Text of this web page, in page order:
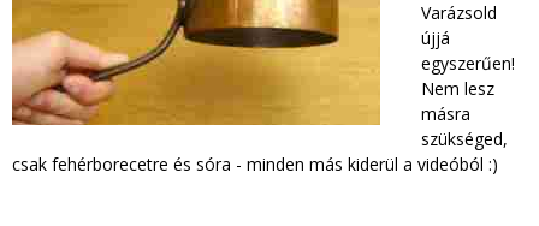
Varázsold
újjá
egyszerűen!
Nem lesz
másra
szükséged,
csak fehérborecetre és sóra - minden más kiderül a videóból :)